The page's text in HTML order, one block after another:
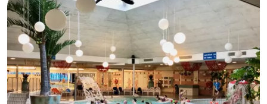
jeux
de
jeux
intérieures
Bowling
Centres
de
bien-
être
Villages
&
villes
Nature
Visites